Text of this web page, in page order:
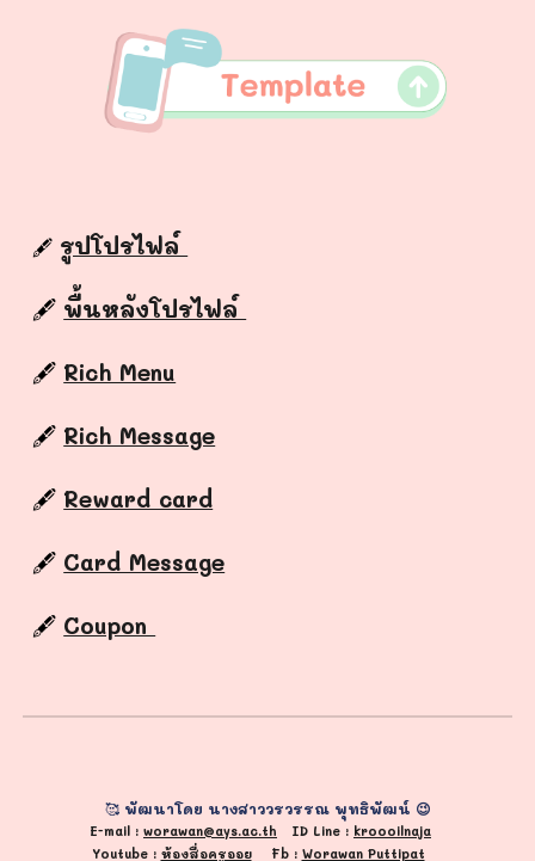
🖋️ รูปโปรไฟล์
🖋️ พื้นหลังโปรไฟล์
🖋️ Rich Menu
🖋️ Rich Message
🖋️ Reward card
🖋️ Card Message
🖋️ Coupon
🥰 พัฒนาโดย นางสาววรวรรณ พุทธิพัฒน์ 😉
E-mail : worawan@ays.ac.th ID Line : kroooilnaja
Youtube : ห้องสื่อครูออย Fb: Worawan Puttipat